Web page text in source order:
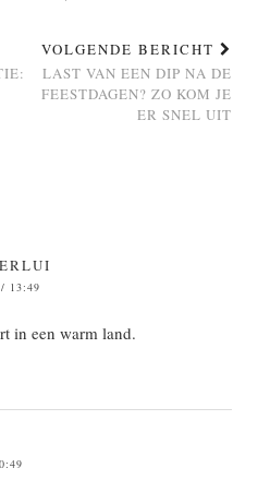
VOLGENDE BERICHT
LAST VAN EEN DIP NA DE
FEESTDAGEN? ZO KOM JE
ER SNEL UIT
13:49
in een warm land.